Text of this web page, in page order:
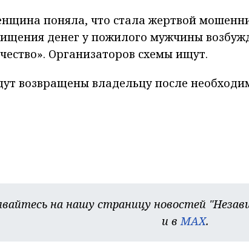
поняла, что стала жертвой
денег у пожилого мужчины
Организаторов схемы ищут.
возвращены владельцу после
на нашу страницу новостей
и вMAX.